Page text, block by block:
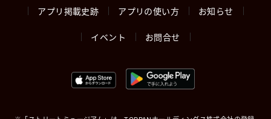
送
アプリ掲載史跡 アプリの使い方 お知らせ
イベント お問合せ